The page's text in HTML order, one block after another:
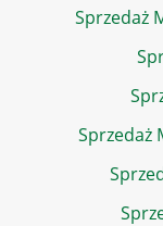
Sprzedaż
Sprzedaż